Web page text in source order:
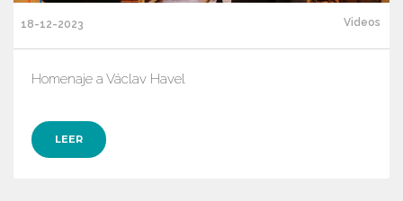
18-12-2023 Videos
Homenaje a Václav Havel
LEER